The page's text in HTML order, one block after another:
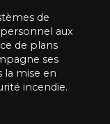
de
aux
de plans
ses
la mise en
incendie.